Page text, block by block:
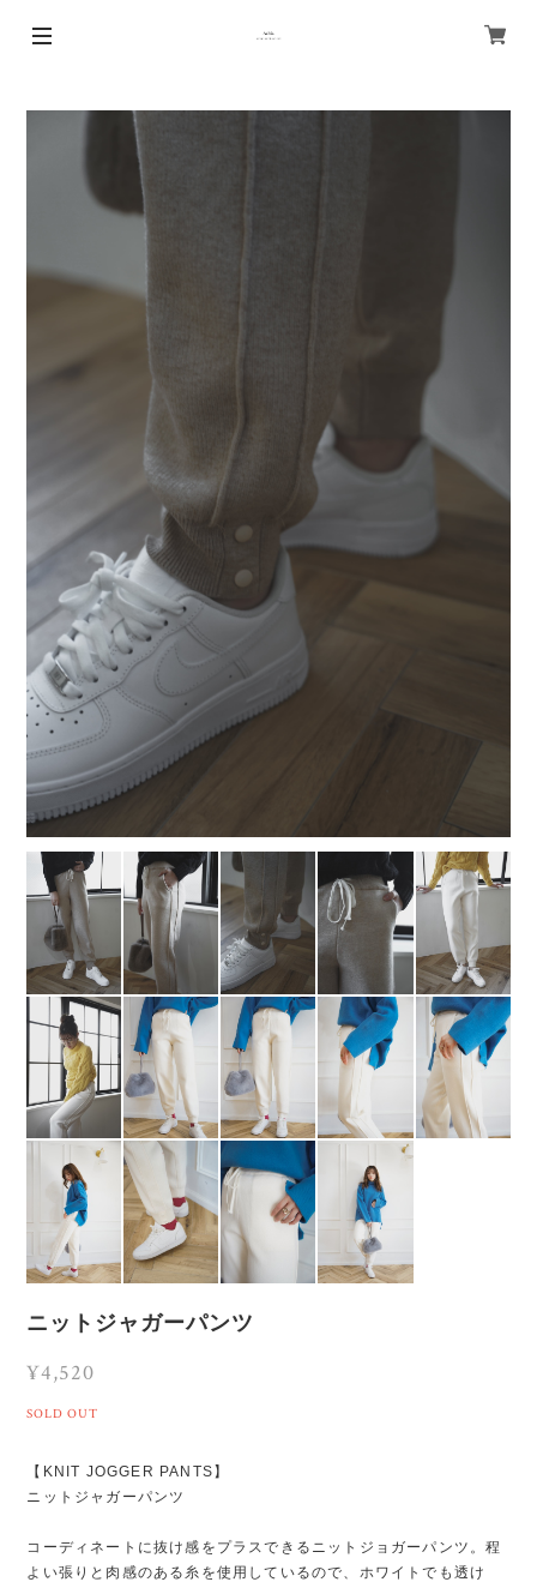
ニットジャガーパンツ
¥4,520
SOLD OUT
【KNIT JOGGER PANTS】
ニットジャガーパンツ
コーディネートに抜け感をプラスできるニットジョガーパンツ。程
よい張りと肉感のある糸を使用しているので、ホワイトでも透け